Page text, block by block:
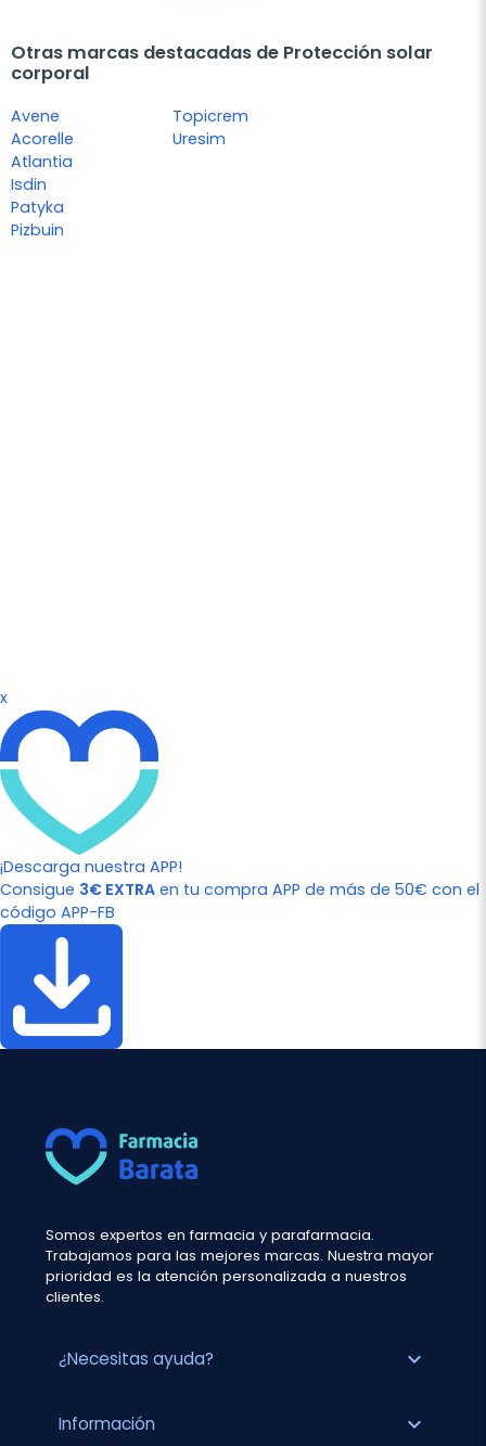
Otras marcas destacadas de Protección solar
corporal
Avene
Acorelle
Atlantia
Isdin
Patyka
Pizbuin
Topicrem
Uresim
x
¡Descarga nuestra APP!
Consigue 3€ EXTRA en tu compra APP de más de 50€ con el
código APP-FB
Somos expertos en farmacia y parafarmacia.
Trabajamos para las mejores marcas. Nuestra mayor
prioridad es la atención personalizada a nuestros
clientes.
¿Necesitas ayuda? expand_more
Información expand_more